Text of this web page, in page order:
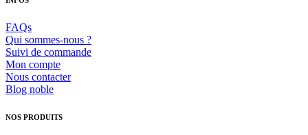
FAQs
Qui sommes-nous ?
Suivi de commande
Mon compte
Nous contacter
Blog noble
NOS PRODUITS